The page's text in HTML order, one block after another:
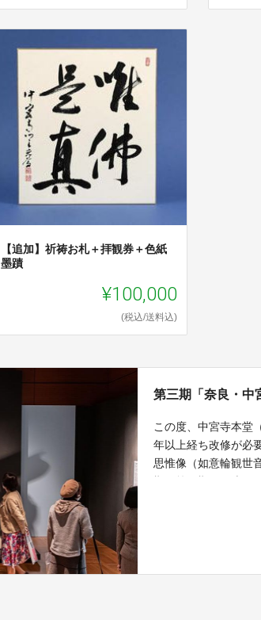
【追加】祈祷お札＋拝観券＋色紙
墨蹟
¥100,000
(税込/送料込)
第三期「奈良・中
この度、中宮寺本堂
年以上経ち改修が必
思惟像（如意輪観世
れ、九州での公開は